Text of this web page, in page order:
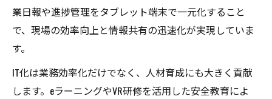
業日報や進捗管理をタブレット端末で一元化すること
で、現場の効率向上と情報共有の迅速化が実現していま
す。
IT化は業務効率化だけでなく、人材育成にも大きく貢献
します。eラーニングやVR研修を活用した安全教育によ